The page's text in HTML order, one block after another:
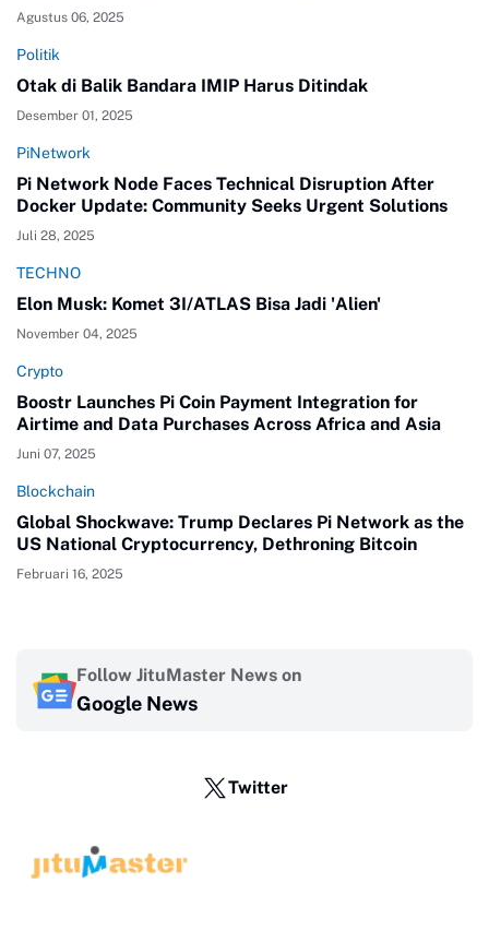
Agustus 06, 2025
Politik
Otak di Balik Bandara IMIP Harus Ditindak
Desember 01, 2025
PiNetwork
Pi Network Node Faces Technical Disruption After
Docker Update: Community Seeks Urgent Solutions
Juli 28, 2025
TECHNO
Elon Musk: Komet 3I/ATLAS Bisa Jadi 'Alien'
November 04, 2025
Crypto
Boostr Launches Pi Coin Payment Integration for
Airtime and Data Purchases Across Africa and Asia
Juni 07, 2025
Blockchain
Global Shockwave: Trump Declares Pi Network as the
US National Cryptocurrency, Dethroning Bitcoin
Februari 16, 2025
Follow JituMaster News on
Google News
Twitter